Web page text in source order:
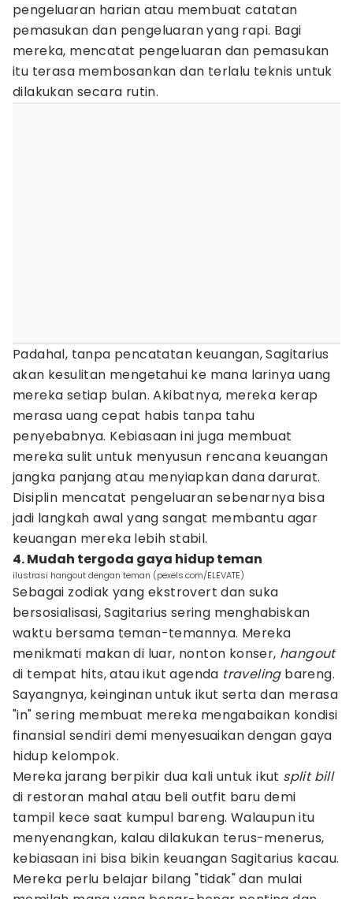
pengeluaran harian atau membuat catatan
pemasukan dan pengeluaran yang rapi. Bagi
mereka, mencatat pengeluaran dan pemasukan
itu terasa membosankan dan terlalu teknis untuk
dilakukan secara rutin.
Padahal, tanpa pencatatan keuangan, Sagitarius
akan kesulitan mengetahui ke mana larinya uang
mereka setiap bulan. Akibatnya, mereka kerap
merasa uang cepat habis tanpa tahu
penyebabnya. Kebiasaan ini juga membuat
mereka sulit untuk menyusun rencana keuangan
jangka panjang atau menyiapkan dana darurat.
Disiplin mencatat pengeluaran sebenarnya bisa
jadi langkah awal yang sangat membantu agar
keuangan mereka lebih stabil.
4. Mudah tergoda gaya hidup teman
ilustrasi hangout dengan teman (pexels.com/ELEVATE)
Sebagai zodiak yang ekstrovert dan suka
bersosialisasi, Sagitarius sering menghabiskan
waktu bersama teman-temannya. Mereka
menikmati makan di luar, nonton konser, hangout
di tempat hits, atau ikut agenda traveling bareng.
Sayangnya, keinginan untuk ikut serta dan merasa
"in" sering membuat mereka mengabaikan kondisi
finansial sendiri demi menyesuaikan dengan gaya
hidup kelompok.
Mereka jarang berpikir dua kali untuk ikut split bill
di restoran mahal atau beli outfit baru demi
tampil kece saat kumpul bareng. Walaupun itu
menyenangkan, kalau dilakukan terus-menerus,
kebiasaan ini bisa bikin keuangan Sagitarius kacau.
Mereka perlu belajar bilang "tidak" dan mulai